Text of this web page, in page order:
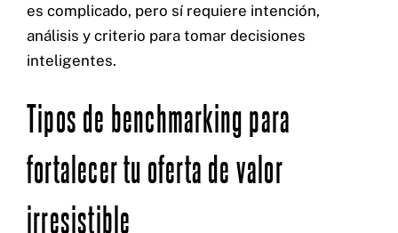
es complicado, pero sí requiere intención,
análisis y criterio para tomar decisiones
inteligentes.
Tipos de benchmarking para
fortalecer tu oferta de valor
irresistible